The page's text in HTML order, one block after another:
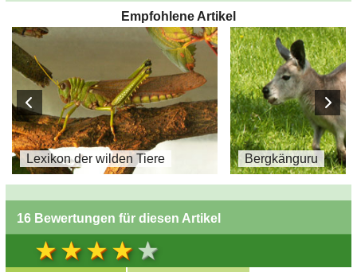
Empfohlene Artikel
Lexikon der wilden Tiere Bergkänguru
16 Bewertungen für diesen Artikel